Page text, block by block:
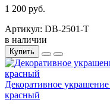
1 200 руб.
Артикул: DB-2501-Т
в наличии
Купить
Декоративное
красный